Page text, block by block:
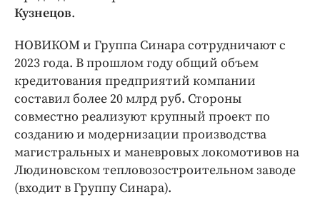
Кузнецов.
НОВИКОМ и Группа Синара сотрудничают с
2023 года. В прошлом году общий объем
кредитования предприятий компании
составил более 20 млрд руб. Стороны
совместно реализуют крупный проект по
созданию и модернизации производства
магистральных и маневровых локомотивов на
Людиновском тепловозостроительном заводе
(входит в Группу Синара).